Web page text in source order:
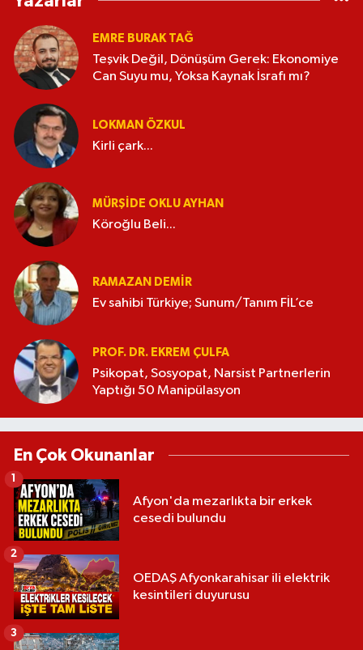
EMRE BURAK TAĞ
Teşvik Değil, Dönüşüm Gerek: Ekonomiye
Can Suyu mu, Yoksa Kaynak İsrafı mı?
LOKMAN ÖZKUL
Kirli çark...
MÜRŞIDE OKLU AYHAN
Köroğlu Beli...
RAMAZAN DEMİR
Ev sahibi Türkiye; Sunum/Tanım FİL’ce
PROF. DR. EKREM ÇULFA
Psikopat, Sosyopat, Narsist Partnerlerin
Yaptığı 50 Manipülasyon
En Çok Okunanlar
Afyon'da mezarlıkta bir erkek
cesedi bulundu
1
OEDAŞ Afyonkarahisar ili elektrik
kesintileri duyurusu
2
3